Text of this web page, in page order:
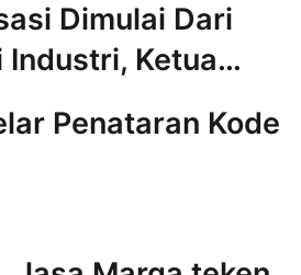
Dimulai Dari
Industri, Ketua…
Penataran Kode